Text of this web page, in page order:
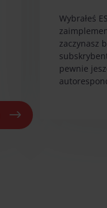
Wybrałeś
zaczynasz
pewnie